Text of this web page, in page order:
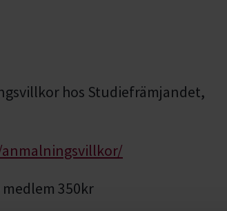
hos Studiefrämjandet,
medlem 350kr